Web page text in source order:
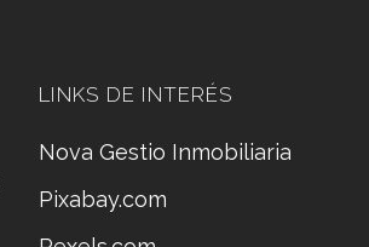
LINKS DE INTERÉS
Nova Gestio Inmobiliaria
Pixabay.com